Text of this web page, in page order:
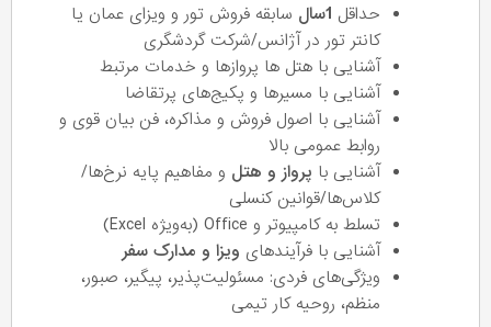
حداقل 1سال
سابقه فروش تور و ویزای عمان یا
کانتر تور در آژانس/شرکت گردشگری
آشنایی با هتل ها پروازها و خدمات مرتبط
آشنایی با مسیرها و پکیج‌های پرتقاضا
آشنایی با اصول فروش و مذاکره، فن بیان قوی و
روابط عمومی بالا
آشنایی با پرواز و هتل و مفاهیم پایه نرخ‌ها/
کلاس‌ها/قوانین کنسلی
تسلط به کامپیوتر و Office (به‌ویژه Excel)
آشنایی با فرآیندهای ویزا و مدارک سفر
ویژگی‌های فردی: مسئولیت‌پذیر، پیگیر، صبور،
منظم، روحیه کار تیمی